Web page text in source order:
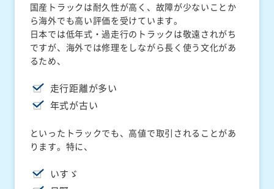
国産トラックは耐久性が高く、故障が少ないことか
ら海外でも高い評価を受けています。
日本では低年式・過走行のトラックは敬遠されがち
ですが、海外では修理をしながら長く使う文化があ
るため、
走行距離が多い
年式が古い
といったトラックでも、高値で取引されることがあ
ります。特に、
いすゞ